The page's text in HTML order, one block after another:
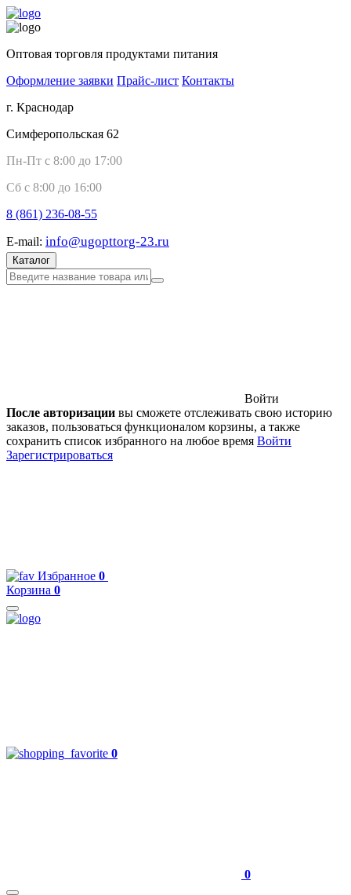
Оптовая торговля продуктами питания
Оформление заявки Прайс-лист Контакты
г. Краснодар
Симферопольская 62
Пн-Пт с 8:00 до 17:00
Сб с 8:00 до 16:00
8 (861) 236-08-55
E-mail: info@ugopttorg-23.ru
Каталог
Войти
После авторизации вы сможете отслеживать свою историю
заказов, пользоваться функционалом корзины, а также
сохранить список избранного на любое время Войти
Зарегистрироваться
Избранное 0
Корзина 0
0
0